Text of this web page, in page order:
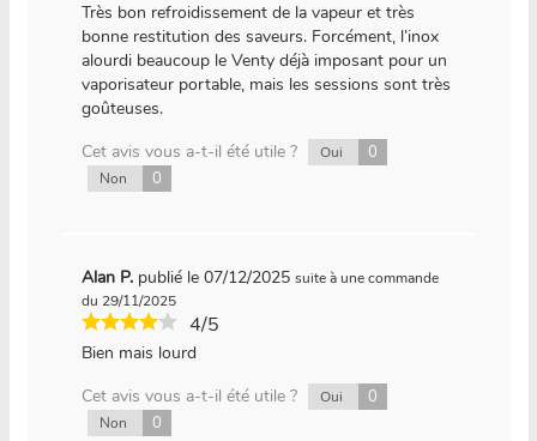
Très bon refroidissement de la vapeur et très
bonne restitution des saveurs. Forcément, l’inox
alourdi beaucoup le Venty déjà imposant pour un
vaporisateur portable, mais les sessions sont très
goûteuses.
Cet avis vous a-t-il été utile ?
Oui 0
Non 0
Alan P. publié le 07/12/2025 suite à une commande
du 29/11/2025
4/5
Bien mais lourd
Cet avis vous a-t-il été utile ?
Oui 0
Non 0